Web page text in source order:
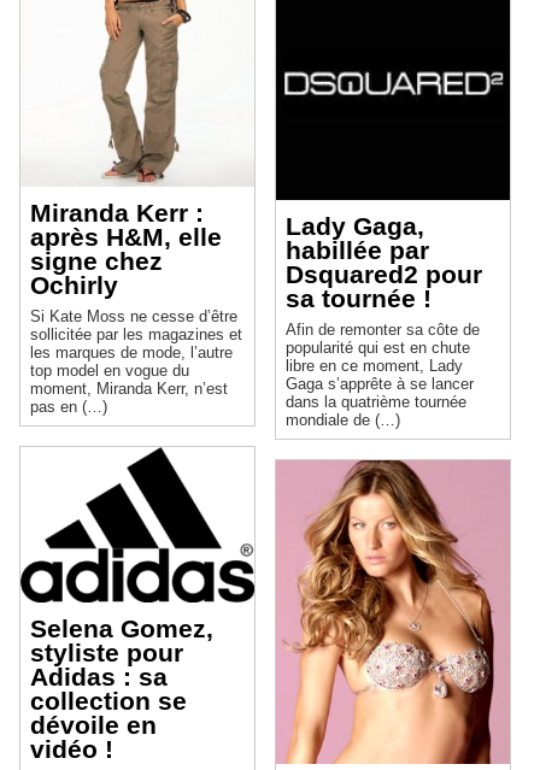
Miranda Kerr :
après H&M, elle
signe chez
Ochirly
Si Kate Moss ne cesse d’être
sollicitée par les magazines et
les marques de mode, l’autre
top model en vogue du
moment, Miranda Kerr, n’est
pas en (…)
Selena Gomez,
styliste pour
Adidas : sa
collection se
dévoile en
vidéo !
Lady Gaga,
habillée par
Dsquared2 pour
sa tournée !
Afin de remonter sa côte de
popularité qui est en chute
libre en ce moment, Lady
Gaga s’apprête à se lancer
dans la quatrième tournée
mondiale de (…)